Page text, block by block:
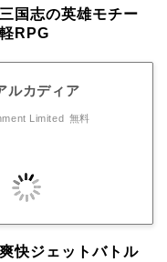
国志の英雄モチー
RPG
ルカディア
Limited 無料
快ジェットバトル